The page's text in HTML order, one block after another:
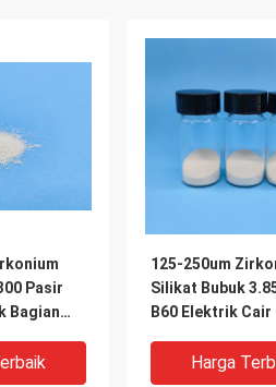
Pasir
Bagian
125-250um
Silikat Bubuk
B60 Elektrik Cair
Harga